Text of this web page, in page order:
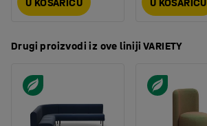
Drugi proizvodi iz ove liniji VARIETY